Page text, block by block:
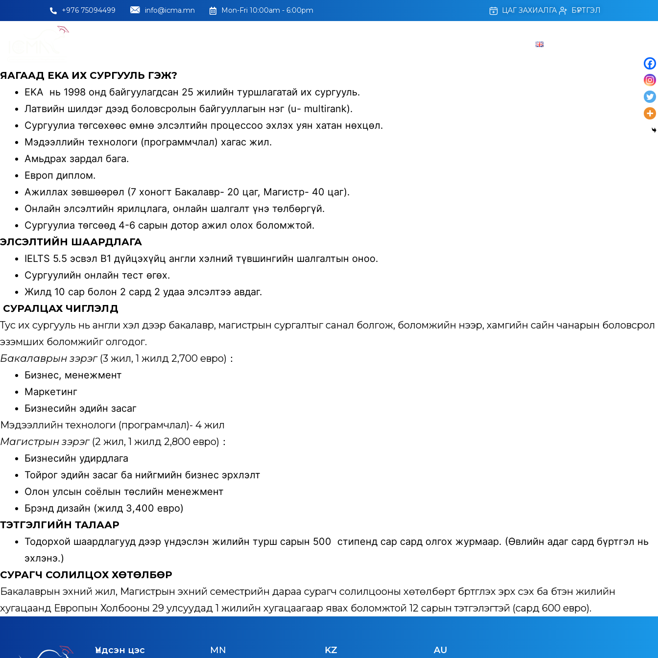
+976 75094499 info@icma.mn Mon-Fri 10:00am - 6:00pm ЦАГ ЗАХИАЛГА БҮРТГЭЛ
ЯАГААД EKA ИХ СУРГУУЛЬ ГЭЖ?
EKA нь 1998 онд байгуулагдсан 25 жилийн туршлагатай их сургууль.
Латвийн шилдэг дээд боловсролын байгууллагын нэг (u- multirank).
Сургуулиа төгсөхөөс өмнө элсэлтийн процессоо эхлэх уян хатан нөхцөл.
Мэдээллийн технологи (программчлал) хагас жил.
Амьдрах зардал бага.
Европ диплом.
Ажиллах зөвшөөрөл (7 хоногт Бакалавр- 20 цаг, Магистр- 40 цаг).
Онлайн элсэлтийн ярилцлага, онлайн шалгалт үнэ төлбөргүй.
Сургуулиа төгсөөд 4-6 сарын дотор ажил олох боломжтой.
ЭЛСЭЛТИЙН ШААРДЛАГА
IELTS 5.5 эсвэл B1 дүйцэхүйц англи хэлний түвшингийн шалгалтын оноо.
Сургуулийн онлайн тест өгөх.
Жилд 10 сар болон 2 сард 2 удаа элсэлтээ авдаг.
CУРАЛЦАХ ЧИГЛЭЛҮҮД
Тус их сургууль нь англи хэл дээр бакалавр, магистрын сургалтыг санал болгож, боломжийн үнээр, хамгийн сайн чанарын боловсрол
эзэмших боломжийг олгодог.
Бакалаврын зэрэг(3 жил, 1 жилд 2,700 евро)：
Бизнес, менежмент
Маркетинг
Бизнесийн эдийн засаг
Мэдээллийн технологи (програмчлал)- 4 жил
Магистрын зэрэг(2 жил, 1 жилд 2,800 евро)：
Бизнесийн удирдлага
Тойрог эдийн засаг ба нийгмийн бизнес эрхлэлт
Олон улсын соёлын төслийн менежмент
Брэнд дизайн (жилд 3,400 евро)
ТЭТГЭЛГИЙН ТАЛААР
Тодорхой шаардлагууд дээр үндэслэн жилийн турш сарын 500 стипенд сар сард олгох журмаар. (Өвлийн адаг сард бүртгэл нь
эхлэнэ.)
СУРАГЧ СОЛИЛЦОХ ХӨТӨЛБӨР
Бакалаврын эхний жил, Магистрын эхний семестрийн дараа сурагч солилцооны хөтөлбөрт бүртгүүлэх эрх үүсэх ба бүтэн жилийн
хугацаанд Европын Холбооны 29 улсуудад 1 жилийн хугацаагаар явах боломжтой 12 сарын тэтгэлэгтэй (сард 600 евро).
Үндсэн цэс MN KZ AU